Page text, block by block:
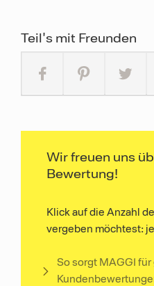
Teil's mit Freunden
Wir freuen uns
Bewertung!
Klick auf die Anzahl
vergeben möchtest:
So sorgt MAGGI